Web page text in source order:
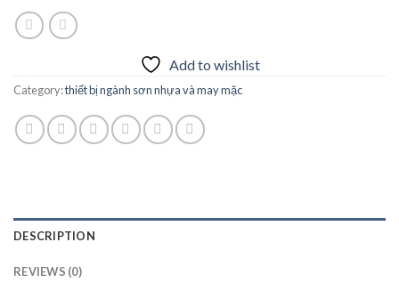
Add to wishlist
Category:thiết bị ngành sơn nhựa và may mặc
DESCRIPTION
REVIEWS (0)